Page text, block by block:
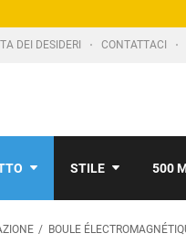
DEI DESIDERI CONTATTACI
STILE 500
BOULE